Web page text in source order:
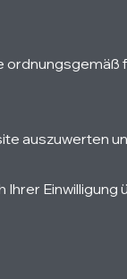
ordnungsgemäß
auszuwerten
Einwilligung